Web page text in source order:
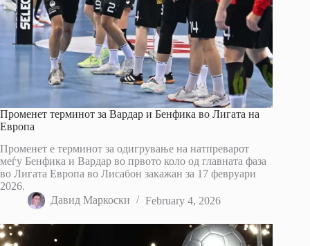
Променет терминот за Вардар и Бенфика во Лигата на
Европа
Променет е терминот за одигрување на натпреварот
меѓу Бенфика и Вардар во првото коло од главната фаза
во Лигата Европа во Лисабон закажан за 17 февруари
2026.
Давид Маркоски
February 4, 2026